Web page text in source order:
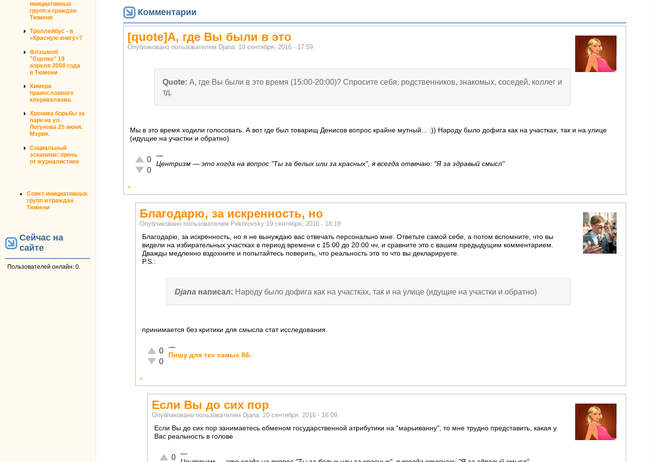
инициативных
групп и граждан
Тюмени
Троллейбус - в
«Красную книгу»?
Флэшмоб
"Сцепка" 18
апреля 2008 года
в Тюмени
Химера
православного
клерикализма
Хроника борьбы за
парк на ул.
Логунова 25 июня.
Мэрия.
Социальный
эскапизм: прочь
от журналистики
Совет инициативных
групп и граждан
Тюмени
Сейчас на
сайте
Пользователей онлайн: 0.
Комментарии
[quote]А, где Вы были в это
Опубликовано пользователем Djana. 19 сентября, 2016 - 17:59
Quote:А, где Вы были в это время (15:00-20:00)? Спросите себя, родственников, знакомых, соседей, коллег и
тд.
Мы в это время ходили голосовать. А вот где был товарищ Денисов вопрос крайне мутный... :)) Народу было дофига как на участках, так и на улице
(идущие на участки и обратно)
Отлично!
0
Неадекватно!
0
—
Центризм — это когда на вопрос "Ты за белых или за красных", я всегда отвечаю: "Я за здравый смысл"
»
Благодарю, за искренность, но
Опубликовано пользователем Pekhrovsky 19 сентября, 2016 - 18:19
Благодарю, за искренность, но я не вынуждаю вас отвечать персонально мне. Ответьте самой себе, а потом вспомните, что вы
видели на избирательных участках в период времени с 15:00 до 20:00 чч, и сравните это с вашим предыдущим комментарием.
Дважды медленно вздохните и попытайтесь поверить, что реальность это то что вы декларируете.
P.S.:
Djana написал: Народу было дофига как на участках, так и на улице (идущие на участки и обратно)
принимается без критики для смысла стат исследования.
Отлично!
0
Неадекватно!
0
—
Пишу для тех самых 86-
»
Если Вы до сих пор
Опубликовано пользователем Djana. 20 сентября, 2016 - 16:09
Если Вы до сих пор занимаетесь обменом государственной атрибутики на "марьиванну", то мне трудно представить, какая у
Вас реальность в голове
Отлично!
0
—